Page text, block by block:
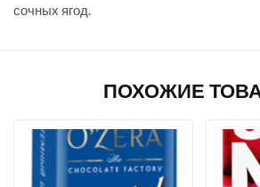
сочных ягод.
ПОХОЖИЕ